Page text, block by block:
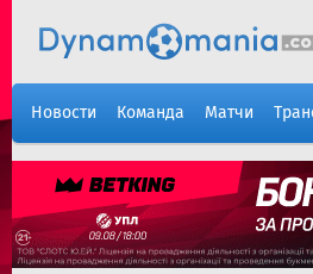
Новости Команда Матчи